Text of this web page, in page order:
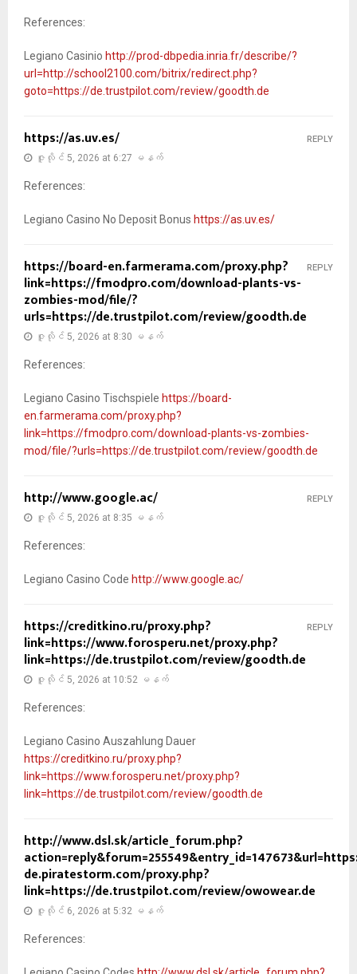
References:
Legiano Casinio http://prod-dbpedia.inria.fr/describe/?
url=http://school2100.com/bitrix/redirect.php?
goto=https://de.trustpilot.com/review/goodth.de
https://as.uv.es/
ဇူလိုင် 5, 2026 at 6:27 မနက်
References:
Legiano Casino No Deposit Bonus https://as.uv.es/
REPLY
https://board-en.farmerama.com/proxy.php?
link=https://fmodpro.com/download-plants-vs-
zombies-mod/file/?
urls=https://de.trustpilot.com/review/goodth.de
ဇူလိုင် 5, 2026 at 8:30 မနက်
References:
Legiano Casino Tischspiele https://board-
en.farmerama.com/proxy.php?
link=https://fmodpro.com/download-plants-vs-zombies-
mod/file/?urls=https://de.trustpilot.com/review/goodth.de
REPLY
http://www.google.ac/
ဇူလိုင် 5, 2026 at 8:35 မနက်
References:
Legiano Casino Code http://www.google.ac/
REPLY
https://creditkino.ru/proxy.php?
link=https://www.forosperu.net/proxy.php?
link=https://de.trustpilot.com/review/goodth.de
ဇူလိုင် 5, 2026 at 10:52 မနက်
References:
Legiano Casino Auszahlung Dauer
https://creditkino.ru/proxy.php?
link=https://www.forosperu.net/proxy.php?
link=https://de.trustpilot.com/review/goodth.de
REPLY
http://www.dsl.sk/article_forum.php?
de.piratestorm.com/proxy.php?
link=https://de.trustpilot.com/review/owowear.de
ဇူလိုင် 6, 2026 at 5:32 မနက်
References: